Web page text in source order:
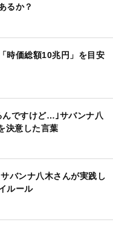
るか？
時価総額10兆円」を目安
んですけど…｣サバンナ八
決意した言葉
バンナ八木さんが実践し
ルール